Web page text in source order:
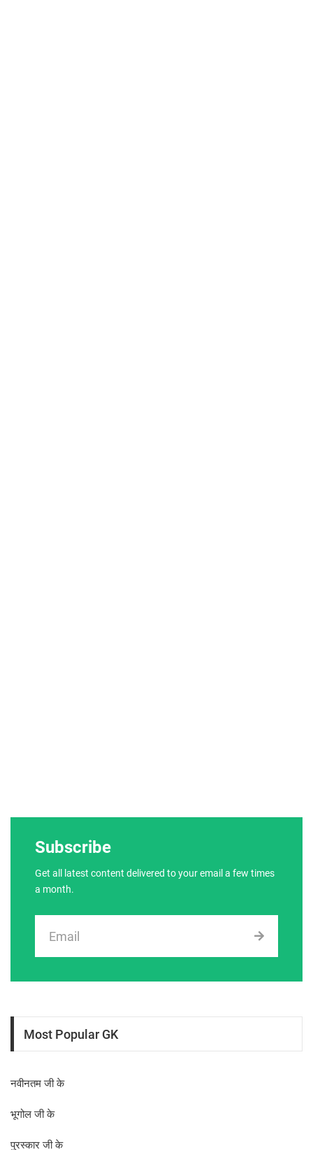
Subscribe
Get all latest content delivered to your email a few times
a month.
Most Popular GK
नवीनतम जी के
भूगोल जी के
पुरस्कार जी के